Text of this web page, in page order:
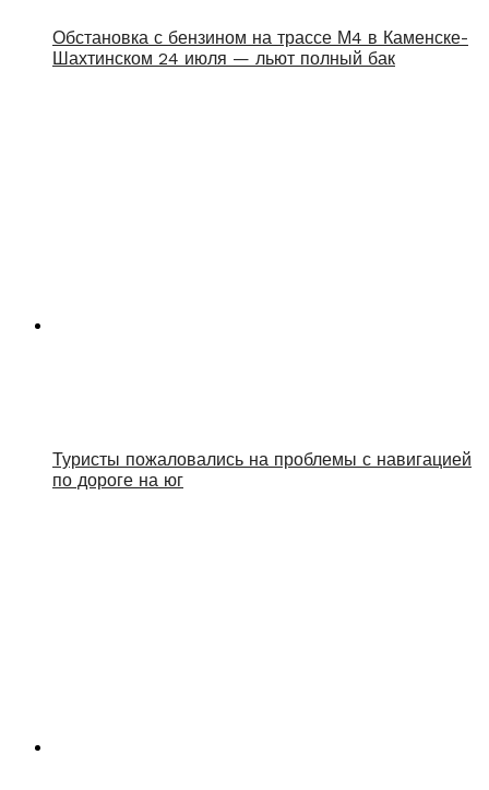
Обстановка с бензином на трассе М4 в Каменске-
Шахтинском 24 июля — льют полный бак
Туристы пожаловались на проблемы с навигацией
по дороге на юг